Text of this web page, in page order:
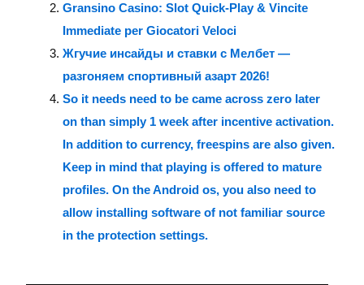
Gransino Casino: Slot Quick‑Play & Vincite
Immediate per Giocatori Veloci
Жгучие инсайды и ставки с Мелбет —
разгоняем спортивный азарт 2026!
So it needs need to be came across zero later
on than simply 1 week after incentive activation.
In addition to currency, freespins are also given.
Keep in mind that playing is offered to mature
profiles. On the Android os, you also need to
allow installing software of not familiar source
in the protection settings.